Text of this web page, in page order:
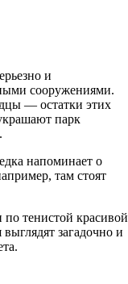
и
сооружениями.
— остатки этих
парк
напоминает о
там стоят
по тенистой красивой
загадочно и